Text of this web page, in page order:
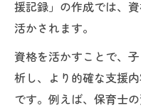
援記録」の作成では、
活かされます。
資格を活かすことで、
析し、より的確な支援
です。例えば、保育士